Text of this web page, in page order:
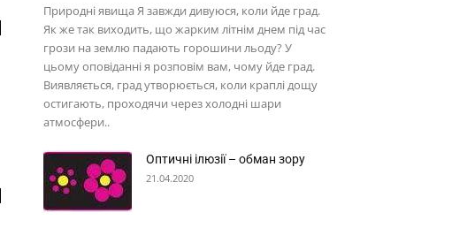
Природні явища Я завжди дивуюся, коли йде град.
Як же так виходить, що жарким літнім днем під час
грози на землю падають горошини льоду? У
цьому оповіданні я розповім вам, чому йде град.
Виявляється, град утворюється, коли краплі дощу
остигають, проходячи через холодні шари
атмосфери..
Оптичні ілюзії – обман зору
21.04.2020